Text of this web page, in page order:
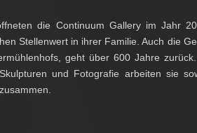
die Continuum Gallery im Jahr
Stellenwert in ihrer Familie. Auch die
geht über 600 Jahre
und Fotografie arbeiten sie